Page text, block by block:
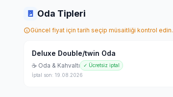
🚪 Oda Tipleri
Güncel fiyat için tarih seçip müsaitliği kontrol edin.
Deluxe Double/twin Oda
☕ Oda & Kahvaltı
✓ Ücretsiz iptal
İptal son: 19.08.2026